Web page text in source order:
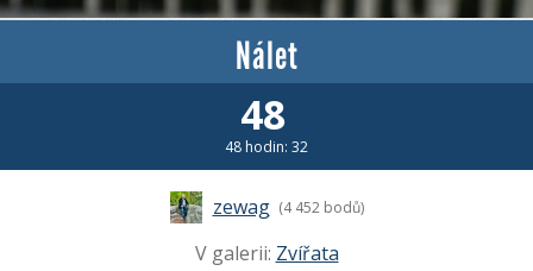
Nálet
48
48 hodin: 32
zewag (4 452 bodů)
V galerii: Zvířata